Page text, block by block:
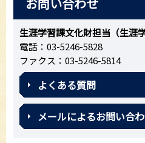
生涯学習課文化財担当（生涯
電話：03-5246-5828
ファクス：03-5246-5814
よくある質問
メールによるお問い合